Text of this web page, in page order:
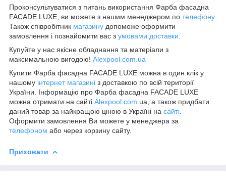
Проконсультуватися з питань використання Фарба фасадна
FACADE LUXE, ви можете з нашим менеджером по телефону.
Також співробітник магазину допоможе оформити
замовлення і познайомити вас з умовами доставки
Купуйте у нас якісне обладнання та матеріали з
максимальною вигодою! Alexpool.com.ua
Купити Фарба фасадна FACADE LUXE можна в один клік у
нашому інтернет магазині з доставкою по всій території
України. Інформацію про Фарба фасадна FACADE LUXE
можна отримати на сайті Alexpool.com .ua, а також придбати
даний товар за найкращою ціною в Україні на сайті
Оформити замовлення Ви можете у менеджера за
телефоном або через корзину сайту.
Приховати